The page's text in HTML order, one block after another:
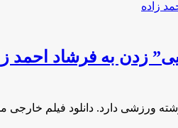
زدن به فرشاد احمد
ورزشی دارد. دانلود فیلم خارجی